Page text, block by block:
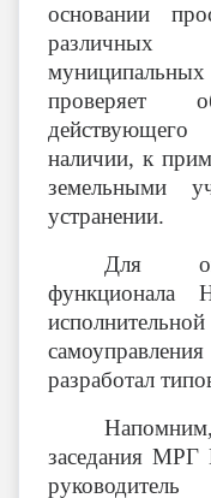
основании
различных
проверяет
наличии, к
земельными
устранении.
Для
разработал
заседания